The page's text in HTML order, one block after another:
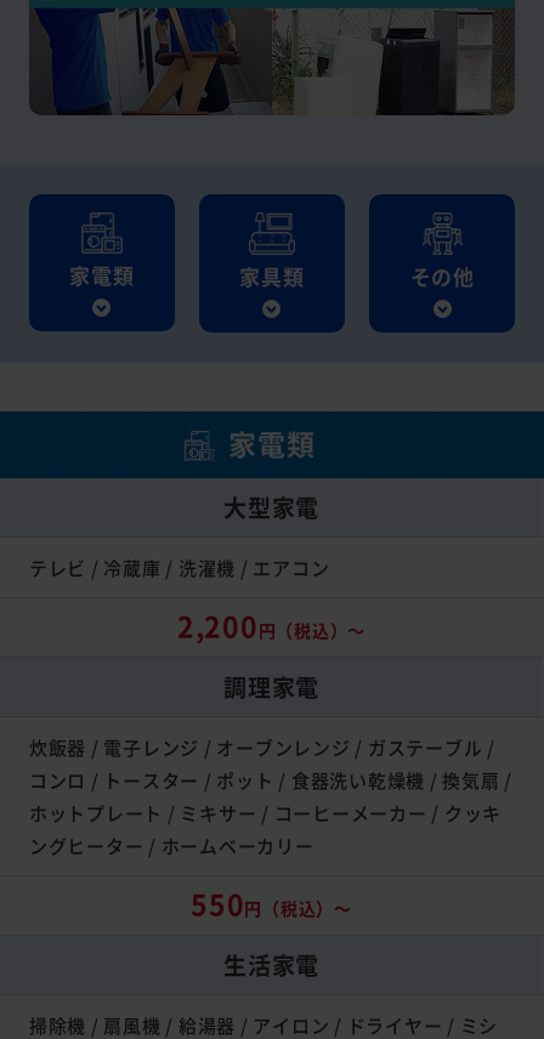
家電類 家具類 その他
家電類
大型家電
テレビ / 冷蔵庫 / 洗濯機 / エアコン
2,200円（税込）～
調理家電
炊飯器 / 電子レンジ / オーブンレンジ / ガステーブル /
コンロ / トースター / ポット / 食器洗い乾燥機 / 換気扇 /
ホットプレート / ミキサー / コーヒーメーカー / クッキ
ングヒーター / ホームベーカリー
550円（税込）～
生活家電
掃除機 / 扇風機 / 給湯器 / アイロン / ドライヤー / ミシ